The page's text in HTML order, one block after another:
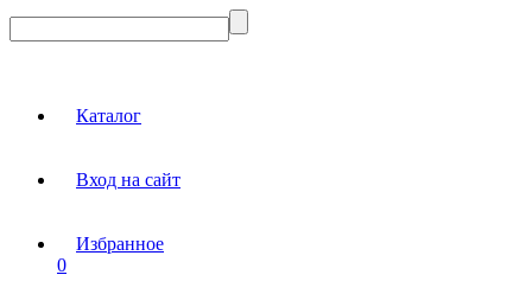
Каталог
Вход на сайт
Избранное
0